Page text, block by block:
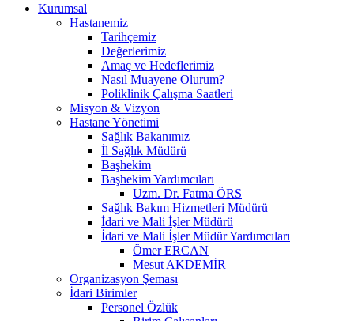
Kurumsal
Hastanemiz
Tarihçemiz
Değerlerimiz
Amaç ve Hedeflerimiz
Nasıl Muayene Olurum?
Poliklinik Çalışma Saatleri
Misyon & Vizyon
Hastane Yönetimi
Sağlık Bakanımız
İl Sağlık Müdürü
Başhekim
Başhekim Yardımcıları
Uzm. Dr. Fatma ÖRS
Sağlık Bakım Hizmetleri Müdürü
İdari ve Mali İşler Müdürü
İdari ve Mali İşler Müdür Yardımcıları
Ömer ERCAN
Mesut AKDEMİR
Organizasyon Şeması
İdari Birimler
Personel Özlük